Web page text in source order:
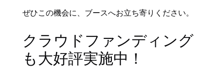
ぜひこの機会に、ブースへお立ち寄りください。
クラウドファンディング
も大好評実施中！